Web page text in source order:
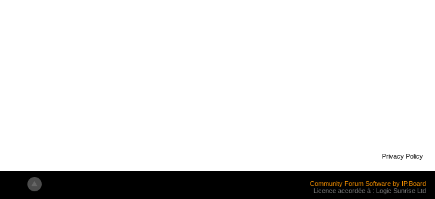
Privacy Policy
Community Forum Software by IP.Board
Licence accordée à : Logic Sunrise Ltd